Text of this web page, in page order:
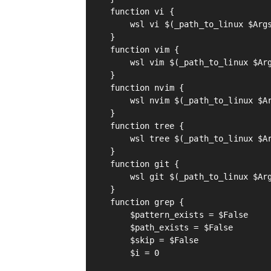
function vi {
wsl vi $(_path_to_linux
}
function vim {
wsl vim $(_path_to_linux
}
function nvim {
wsl nvim $(_path_to_linux
}
function tree {
wsl tree $(_path_to_linux
}
function git {
wsl git $(_path_to_linux
}
function grep {
    $pattern_exists = $False
    $path_exists = $False
    $skip = $False
    $i = 0